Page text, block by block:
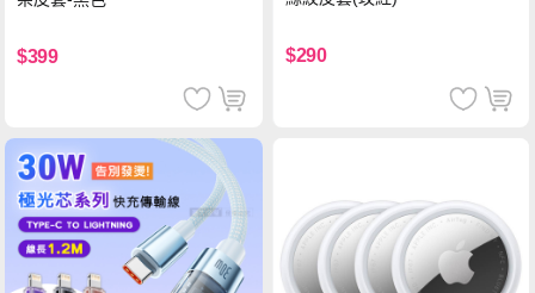
$399 $290